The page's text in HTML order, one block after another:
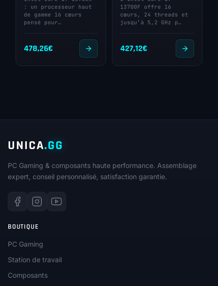
: un processeur haut
de gamme 16 cœurs
pensé pour…
478,26€
13700F offre 16
cœurs, 24 threads et
jusqu’à 5,2 GHz p…
427,12€
UNICA.GG
PC Gaming & composants haute performance. Assemblage
expert, conseil personnalisé, satisfaction garantie.
BOUTIQUE
PC Gaming
Station de travail
Composants